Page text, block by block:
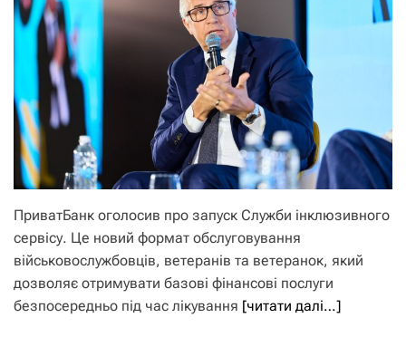
ПриватБанк оголосив про запуск Служби інклюзивного
сервісу. Це новий формат обслуговування
військовослужбовців, ветеранів та ветеранок, який
дозволяє отримувати базові фінансові послуги
безпосередньо під час лікування [читати далі…]